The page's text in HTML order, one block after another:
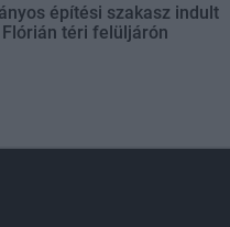
építési szakasz indult
Flórián téri felüljárón